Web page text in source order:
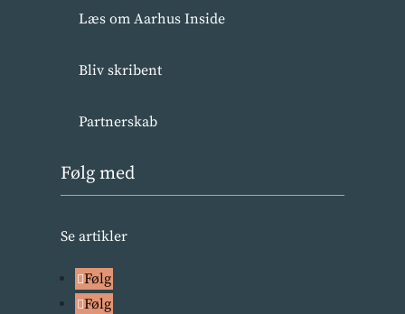
Læs om Aarhus Inside
Bliv skribent
Partnerskab
Følg med
Se artikler
Følg
Følg